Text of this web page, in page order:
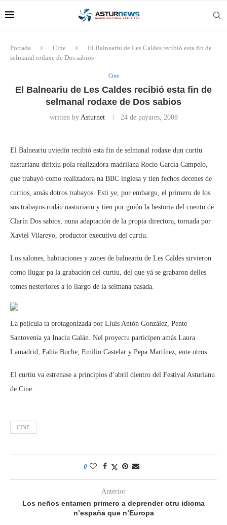
Portada Cine
El Balneariu de Les Caldes recibió esta fin de
selmanal rodaxe de Dos sabios
Cine
El Balneariu de Les Caldes recibió esta fin de
selmanal rodaxe de Dos sabios
written by Asturnet 24 de payares, 2008
El Balneariu uviedín recibió esta fin de selmanal rodaxe dun curtiu
nasturianu dirixíu pola realizadora madrilana Rocío García Campelo,
que trabayó como realizadora na BBC inglesa y tien fechos decenes de
curtios, amás dotros trabayos. Esti ye, por embargu, el primeru de los
sos trabayos rodáu nasturianu y tien por guión la hestoria del cuentu de
Clarín Dos sabios, nuna adaptación de la propia directora, tornada por
Xaviel Vilareyo, productor executivu del curtiu.
Los salones, habitaciones y zones de balneariu de Les Caldes sirvieron
como llugar pa la grabación del curtiu, del que yá se grabaron delles
tomes nesteriores a lo llargo de la selmana pasada.
La película ta protagonizada por Lluis Antón González, Pente
Santovenia ya Inaciu Galán. Nel proyectu participen amás Laura
Lamadrid, Fahia Buche, Emilio Castelar y Pepa Martínez, ente otros.
El curtiu va estrenase a principios d’abril dientro del Festival Asturianu
de Cine.
CINE
0
Anterior
Los neños entamen primero a deprender otru idioma
n’españa que n’Europa